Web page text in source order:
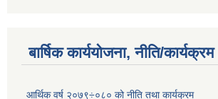
बार्षिक कार्ययोजना, नीति/कार्यक्रम
आर्थिक वर्ष २०७९÷०८० को नीति तथा कार्यक्रम